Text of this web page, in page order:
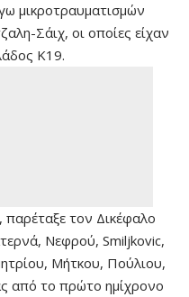
μικροτραυματισμών
Σάιχ, οι οποίες είχαν
Κ19.
τον Δικέφαλο
Νεφρού, Smiljkovic,
Μήτκου, Πούλιου,
από το πρώτο ημίχρονο